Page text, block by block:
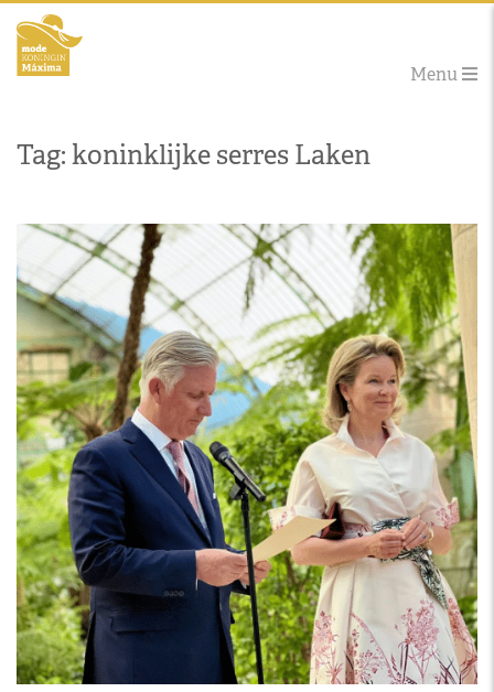
Menu
Tag: koninklijke serres Laken